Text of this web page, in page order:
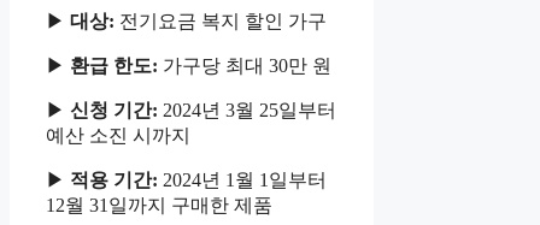
▶ 대상: 전기요금 복지 할인 가구
▶ 환급 한도: 가구당 최대 30만 원
▶ 신청 기간: 2024년 3월 25일부터
예산 소진 시까지
▶ 적용 기간: 2024년 1월 1일부터
12월 31일까지 구매한 제품